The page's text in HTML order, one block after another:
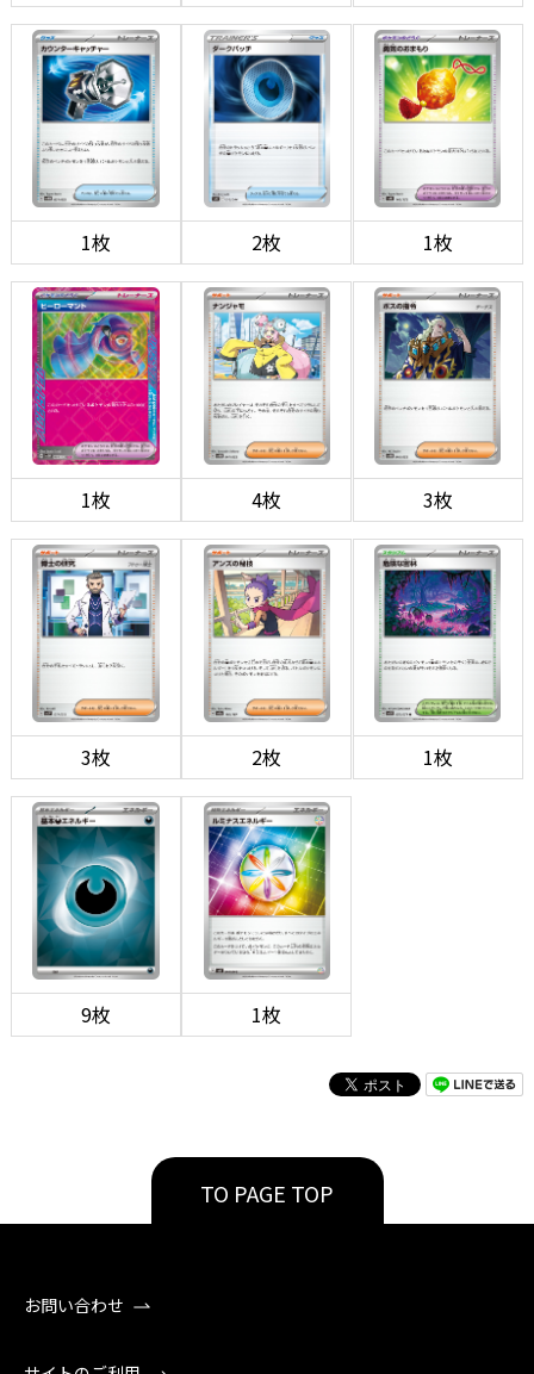
1枚 2枚 1枚
1枚 4枚 3枚
3枚 2枚 1枚
9枚 1枚
TO PAGE TOP
お問い合わせ